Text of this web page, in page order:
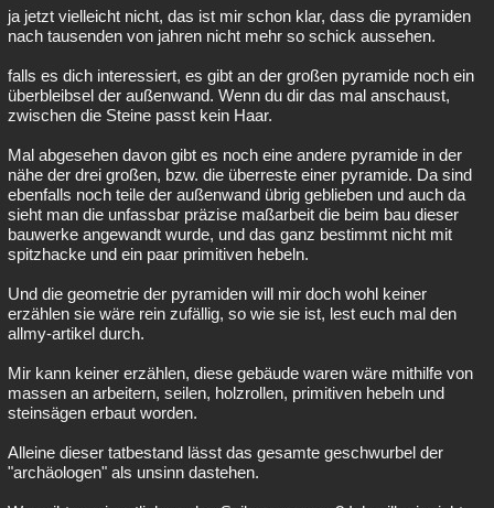
ja jetzt vielleicht nicht, das ist mir schon klar, dass die pyramiden
nach tausenden von jahren nicht mehr so schick aussehen.
falls es dich interessiert, es gibt an der großen pyramide noch ein
überbleibsel der außenwand. Wenn du dir das mal anschaust,
zwischen die Steine passt kein Haar.
Mal abgesehen davon gibt es noch eine andere pyramide in der
nähe der drei großen, bzw. die überreste einer pyramide. Da sind
ebenfalls noch teile der außenwand übrig geblieben und auch da
sieht man die unfassbar präzise maßarbeit die beim bau dieser
bauwerke angewandt wurde, und das ganz bestimmt nicht mit
spitzhacke und ein paar primitiven hebeln.
Und die geometrie der pyramiden will mir doch wohl keiner
erzählen sie wäre rein zufällig, so wie sie ist, lest euch mal den
allmy-artikel durch.
Mir kann keiner erzählen, diese gebäude waren wäre mithilfe von
massen an arbeitern, seilen, holzrollen, primitiven hebeln und
steinsägen erbaut worden.
Alleine dieser tatbestand lässt das gesamte geschwurbel der
"archäologen" als unsinn dastehen.